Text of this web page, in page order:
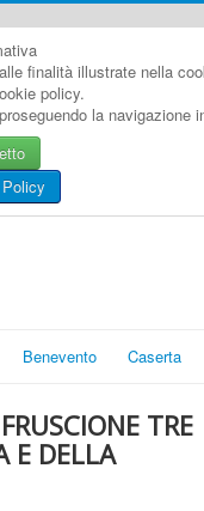
finalità illustrate nella
policy.
la
Benevento Caserta
TRE
E DELLA